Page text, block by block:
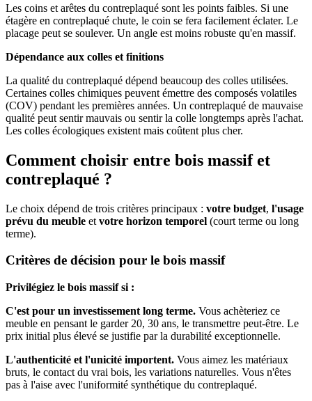
Les coins et arêtes du contreplaqué sont les points faibles. Si une
étagère en contreplaqué chute, le coin se fera facilement éclater. Le
placage peut se soulever. Un angle est moins robuste qu'en massif.
Dépendance aux colles et finitions
La qualité du contreplaqué dépend beaucoup des colles utilisées.
Certaines colles chimiques peuvent émettre des composés volatiles
(COV) pendant les premières années. Un contreplaqué de mauvaise
qualité peut sentir mauvais ou sentir la colle longtemps après l'achat.
Les colles écologiques existent mais coûtent plus cher.
Comment choisir entre bois massif et
contreplaqué ?
Le choix dépend de trois critères principaux : votre budget, l'usage
prévu du meuble et votre horizon temporel (court terme ou long
terme).
Critères de décision pour le bois massif
Privilégiez le bois massif si :
C'est pour un investissement long terme. Vous achèteriez ce
meuble en pensant le garder 20, 30 ans, le transmettre peut-être. Le
prix initial plus élevé se justifie par la durabilité exceptionnelle.
L'authenticité et l'unicité importent. Vous aimez les matériaux
bruts, le contact du vrai bois, les variations naturelles. Vous n'êtes
pas à l'aise avec l'uniformité synthétique du contreplaqué.